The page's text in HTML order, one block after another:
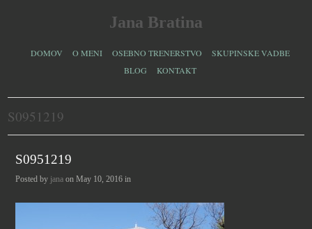
Jana Bratina
DOMOV O MENI OSEBNO TRENERSTVO
SKUPINSKE VADBE
BLOG
KONTAKT
S0951219
S0951219
Posted by janaon May 10, 2016 in